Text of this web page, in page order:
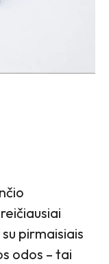
pirmaisiais
odos – tai